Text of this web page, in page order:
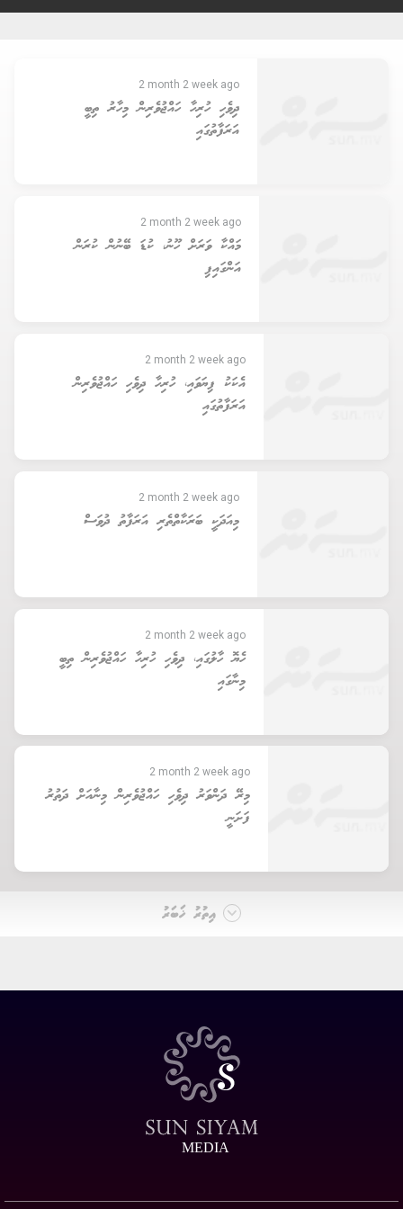
2 month 2 week ago
ދިވެހި ހުރިހާ ހައްޖުވެރިން މިހާރު ތިބީ
އަރަފާތުގައި
2 month 2 week ago
މައްކާ ވަރަށް ހޫނު، ކުޑަ ބޭނުން ކުރަން
އަންގައިފި
2 month 2 week ago
އެކަކު ފިޔަވައި، ހުރިހާ ދިވެހި ހައްޖުވެރިން
އަރަފާތުގައި
2 month 2 week ago
މިއަދަކީ ބަރަކާތްތެރި އަރަފާތު ދުވަސް
2 month 2 week ago
ހެޔޮ ހާލުގައި، ދިވެހި ހުރިހާ ހައްޖުވެރިން ތިބީ
މިނާގައި
2 month 2 week ago
މިރޭ ދަންވަރު ދިވެހި ހައްޖުވެރިން މިނާއަށް ދަތުރު
ފަށަނީ
އިތުރު ޚަބަރު
MEDIA